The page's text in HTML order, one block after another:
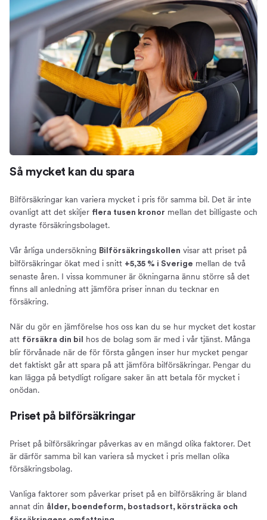
Så mycket kan du spara
Bilförsäkringar kan variera mycket i pris för samma bil. Det är inte
ovanligt att det skiljer flera tusen kronor mellan det billigaste och
dyraste försäkringsbolaget.
Vår årliga undersökning Bilförsäkringskollen visar att priset på
bilförsäkringar ökat med i snitt +5,35 % i Sverige mellan de två
senaste åren. I vissa kommuner är ökningarna ännu större så det
finns all anledning att jämföra priser innan du tecknar en
försäkring.
När du gör en jämförelse hos oss kan du se hur mycket det kostar
att försäkra din bil
hos de bolag som är med i vår tjänst. Många
blir förvånade när de för första gången inser hur mycket pengar
det faktiskt går att spara på att jämföra bilförsäkringar. Pengar du
kan lägga på betydligt roligare saker än att betala för mycket i
onödan.
Priset på bilförsäkringar
Priset på bilförsäkringar påverkas av en mängd olika faktorer. Det
är därför samma bil kan variera så mycket i pris mellan olika
försäkringsbolag.
Vanliga faktorer som påverkar priset på en bilförsäkring är bland
annat din ålder, boendeform, bostadsort, körsträcka och